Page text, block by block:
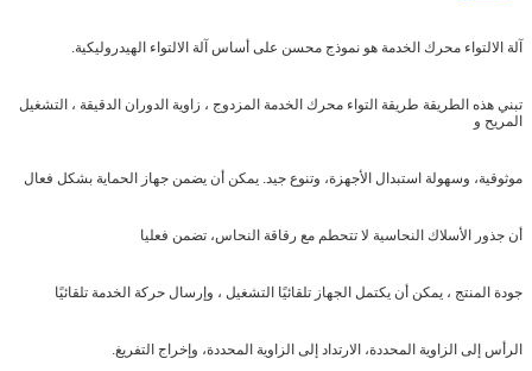
آلة الالتواء محرك الخدمة هو نموذج محسن على أساس آلة الالتواء الهيدروليكية.
تبني هذه الطريقة طريقة التواء محرك الخدمة المزدوج ، زاوية الدوران الدقيقة ، التشغيل
المريح و
موثوقية، وسهولة استبدال الأجهزة، وتنوع جيد. يمكن أن يضمن جهاز الحماية بشكل فعال
أن جذور الأسلاك النحاسية لا تتحطم مع رقاقة النحاس، تضمن فعليا
جودة المنتج ، يمكن أن يكتمل الجهاز تلقائيًا التشغيل ، وإرسال حركة الخدمة تلقائيًا
الرأس إلى الزاوية المحددة، الارتداد إلى الزاوية المحددة، وإخراج التفريغ.